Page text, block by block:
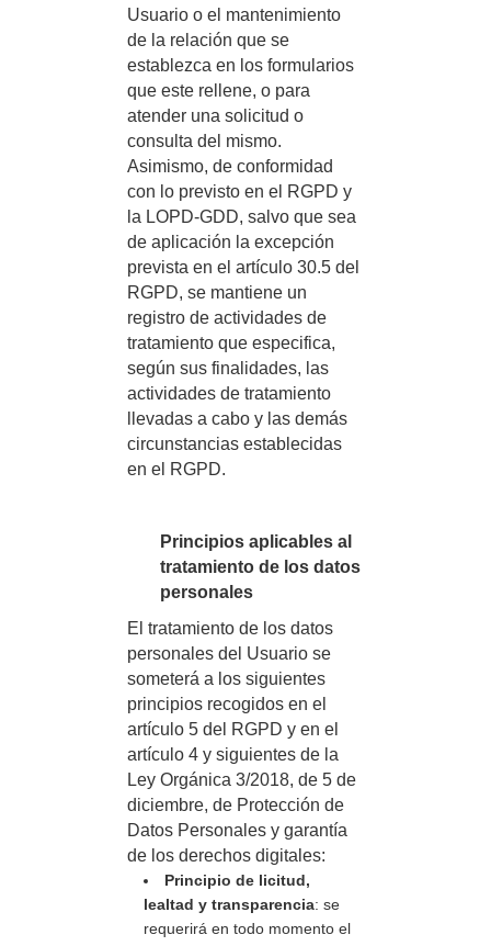
Usuario o el mantenimiento
de la relación que se
establezca en los formularios
que este rellene, o para
atender una solicitud o
consulta del mismo.
Asimismo, de conformidad
con lo previsto en el RGPD y
la LOPD-GDD, salvo que sea
de aplicación la excepción
prevista en el artículo 30.5 del
RGPD, se mantiene un
registro de actividades de
tratamiento que especifica,
según sus finalidades, las
actividades de tratamiento
llevadas a cabo y las demás
circunstancias establecidas
en el RGPD.
Principios aplicables al
tratamiento de los datos
personales
El tratamiento de los datos
personales del Usuario se
someterá a los siguientes
principios recogidos en el
artículo 5 del RGPD y en el
artículo 4 y siguientes de la
Ley Orgánica 3/2018, de 5 de
diciembre, de Protección de
Datos Personales y garantía
de los derechos digitales:
Principio de licitud,
lealtad y transparencia: se
requerirá en todo momento el